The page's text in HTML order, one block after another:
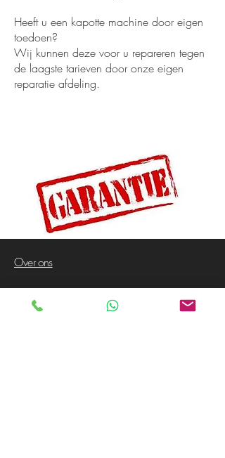
Heeft u een kapotte machine door eigen
toedoen?
Wij kunnen deze voor u repareren tegen
de laagste tarieven door onze eigen
reparatie afdeling.
Over ons
Voorwaarden